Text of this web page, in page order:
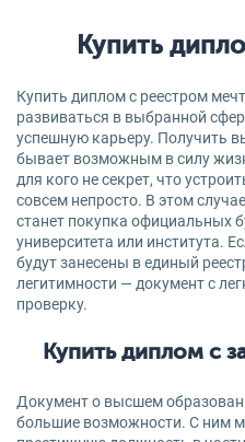
Купить
Купить диплом с реестром
развиваться в выбранной
успешную карьеру. Получить
бывает возможным в силу
для кого не секрет, что
совсем непросто. В этом
станет покупка официальных
университета или института.
будут занесены в единый
легитимности — документ с
проверку.
Купить диплом с
Документ о высшем
большие возможности. С ним